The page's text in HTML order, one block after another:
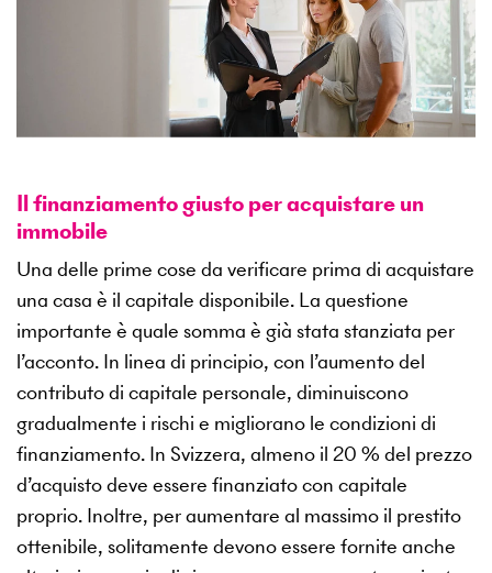
Il finanziamento giusto per acquistare un
immobile
Una delle prime cose da verificare prima di acquistare
una casa è il capitale disponibile. La questione
importante è quale somma è già stata stanziata per
l’acconto. In linea di principio, con l’aumento del
contributo di capitale personale, diminuiscono
gradualmente i rischi e migliorano le condizioni di
finanziamento. In Svizzera, almeno il 20 % del prezzo
d’acquisto deve essere finanziato con capitale
proprio. Inoltre, per aumentare al massimo il prestito
ottenibile, solitamente devono essere fornite anche